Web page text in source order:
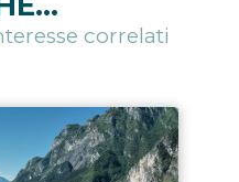
correlati